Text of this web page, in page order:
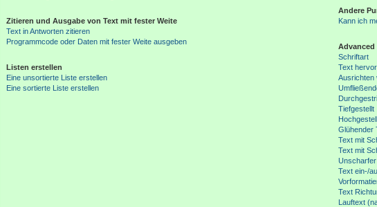
Zitieren und Ausgabe von Text mit fester Weite
Text in Antworten zitieren
Programmcode oder Daten mit fester Weite ausgeben
Listen erstellen
Eine unsortierte Liste erstellen
Eine sortierte Liste erstellen
Andere
Kann ich
Advanced
Schriftart
Text
Ausrichten
Tiefgestellt
Glühender
Text mit
Text mit
Text ein-/
Text
Lauftext